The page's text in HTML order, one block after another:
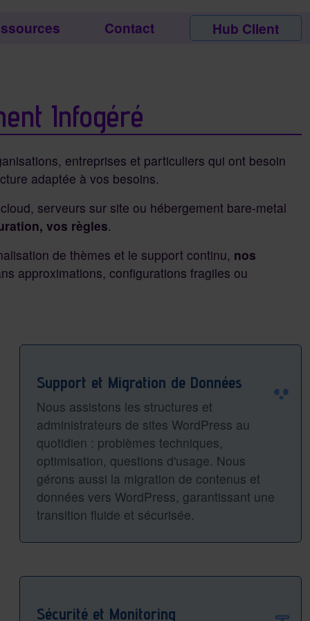
Contact Hub Client
Infogéré
entreprises et particuliers qui ont besoin
adaptée à vos besoins.
serveurs sur site ou hébergement bare-metal
vos règles.
de thèmes et le support continu, nos
approximations, configurations fragiles ou
Support et Migration de Données
Nous assistons les structures et
administrateurs de sites WordPress au
quotidien : problèmes techniques,
optimisation, questions d'usage. Nous
gérons aussi la migration de contenus et
données vers WordPress, garantissant une
transition fluide et sécurisée.
Sécurité et Monitoring